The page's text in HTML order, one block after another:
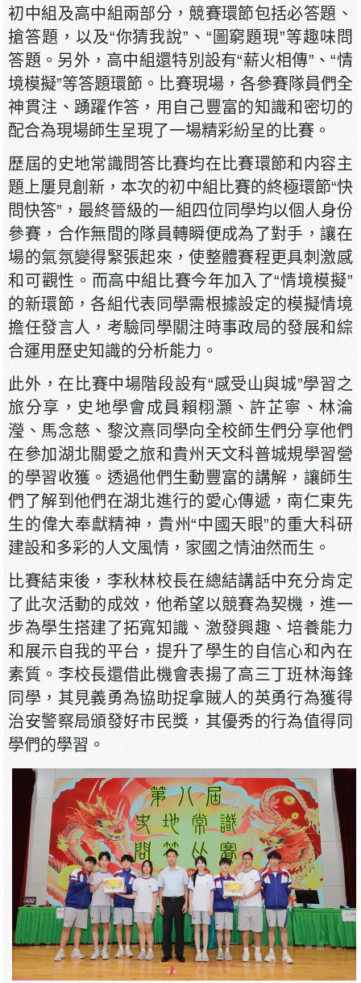
初中組及高中組兩部分，競賽環節包括必答題、
搶答題，以及“你猜我說”、“圖窮題現”等趣味問
答題。另外，高中組還特別設有“薪火相傳”、“情
境模擬”等答題環節。比賽現場，各參賽隊員們全
神貫注、踴躍作答，用自己豐富的知識和密切的
配合為現場師生呈現了一場精彩紛呈的比賽。
歷屆的史地常識問答比賽均在比賽環節和内容主
題上屢見創新，本次的初中組比賽的終極環節“快
問快答”，最終晉級的一組四位同學均以個人身份
參賽，合作無間的隊員轉瞬便成為了對手，讓在
場的氣氛變得緊張起來，使整體賽程更具刺激感
和可觀性。而高中組比賽今年加入了“情境模擬”
的新環節，各組代表同學需根據設定的模擬情境
擔任發言人，考驗同學關注時事政局的發展和綜
合運用歷史知識的分析能力。
此外，在比賽中場階段設有“感受山與城”學習之
旅分享，史地學會成員賴栩灝、許芷寧、林淪
瀅、馬念慈、黎汶熹同學向全校師生們分享他們
在參加湖北關愛之旅和貴州天文科普城規學習營
的學習收獲。透過他們生動豐富的講解，讓師生
們了解到他們在湖北進行的愛心傳遞，南仁東先
生的偉大奉獻精神，貴州“中國天眼”的重大科研
建設和多彩的人文風情，家國之情油然而生。
比賽結束後，李秋林校長在總結講話中充分肯定
了此次活動的成效，他希望以競賽為契機，進一
步為學生搭建了拓寬知識、激發興趣、培養能力
和展示自我的平台，提升了學生的自信心和內在
素質。李校長還借此機會表揚了高三丁班林海鋒
同學，其見義勇為協助捉拿賊人的英勇行為獲得
治安警察局頒發好市民獎，其優秀的行為值得同
學們的學習。